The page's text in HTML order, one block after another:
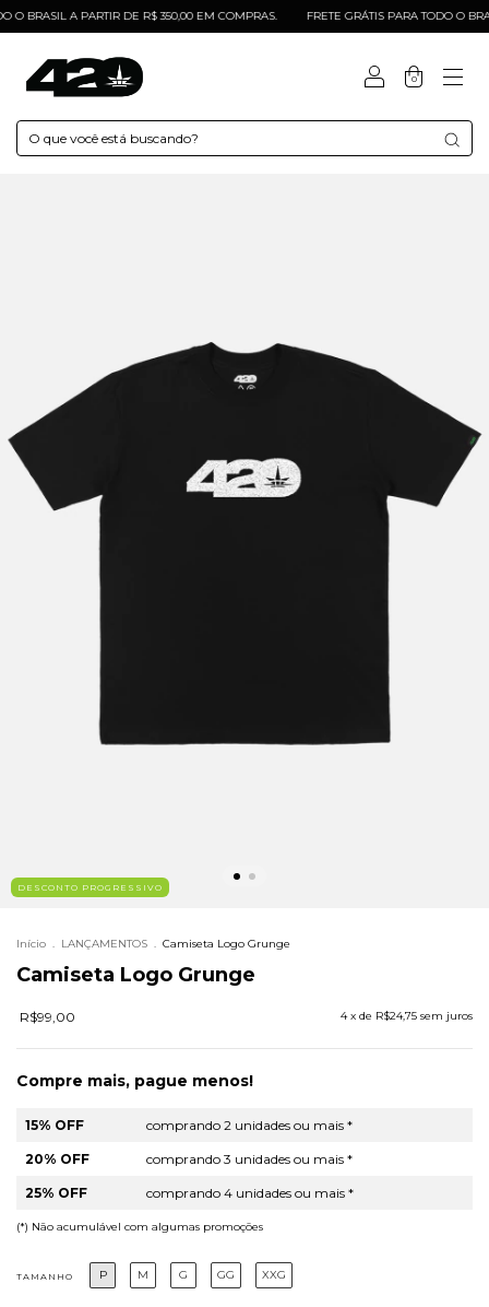
BRASIL A PARTIR DE R$ 350,00 EM COMPRAS. FRETE GRÁTIS PARA TODO O
0
DESCONTO PROGRESSIVO
Início . LANÇAMENTOS . Camiseta Logo Grunge
Camiseta Logo Grunge
R$99,00 4 x de R$24,75 sem juros
Compre mais, pague menos!
15% OFF comprando 2 unidades ou mais *
20% OFF comprando 3 unidades ou mais *
25% OFF comprando 4 unidades ou mais *
(*) Não acumulável com algumas promoções
TAMANHO P M G GG XXG